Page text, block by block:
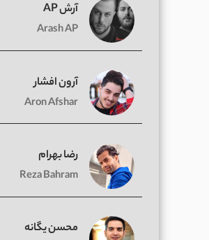
آرش AP
Arash AP
آرون افشار
Aron Afshar
رضا بهرام
Reza Bahram
محسن یگانه